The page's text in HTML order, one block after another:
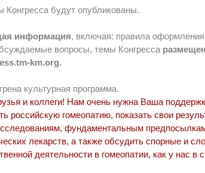
Конгресса будут опубликованы.
информация, включая: правила
вопросы, темы Конгресса
km.org.
культурная программа.
и коллеги! Нам очень нужна Ваша
российскую гомеопатию, показать свои
фундаментальным
лекарств, а также обсудить спорные и
деятельности в гомеопатии, как у нас в